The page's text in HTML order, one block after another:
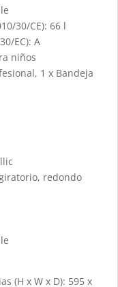
30/CE): 66 l
EC): A
niños
1 x Bandeja
redondo
(H x W x D): 595 x